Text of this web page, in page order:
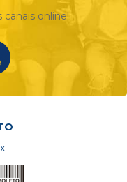
online!